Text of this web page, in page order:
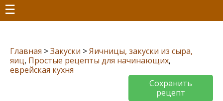
☰
Главная >Закуски >Яичницы, закуски из сыра,
яиц, Простые рецепты для начинающих,
еврейская кухня
Сохранить
рецепт